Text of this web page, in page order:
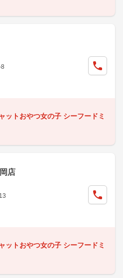
ットおやつ女の子 シーフードミ
店
ットおやつ女の子 シーフードミ